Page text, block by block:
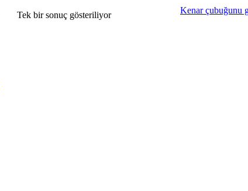
Tek bir sonuç gösteriliyor Kenar çubuğunu